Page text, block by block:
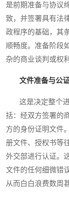
是前期准备与协议
致，并签署具有法
政程序的基础，其
顺畅度。准备阶段
杂的商业谈判或权
文件准备与公
这是决定整个进
括：经双方签署的
方的身份证明文件
册文件、授权书等
外交部进行认证。
文件的任何细微错
从而白白浪费数周